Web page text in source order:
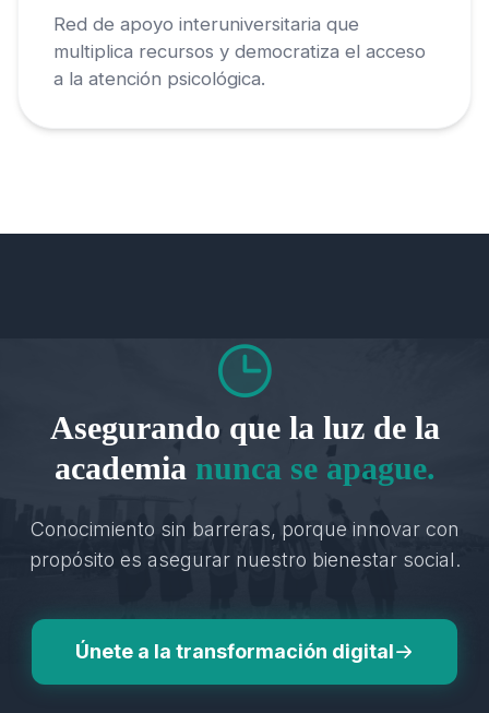
Red de apoyo interuniversitaria que
multiplica recursos y democratiza el acceso
a la atención psicológica.
Asegurando que la luz de la
academia nunca se apague.
Conocimiento sin barreras, porque innovar con
propósito es asegurar nuestro bienestar social.
Únete a la transformación digital